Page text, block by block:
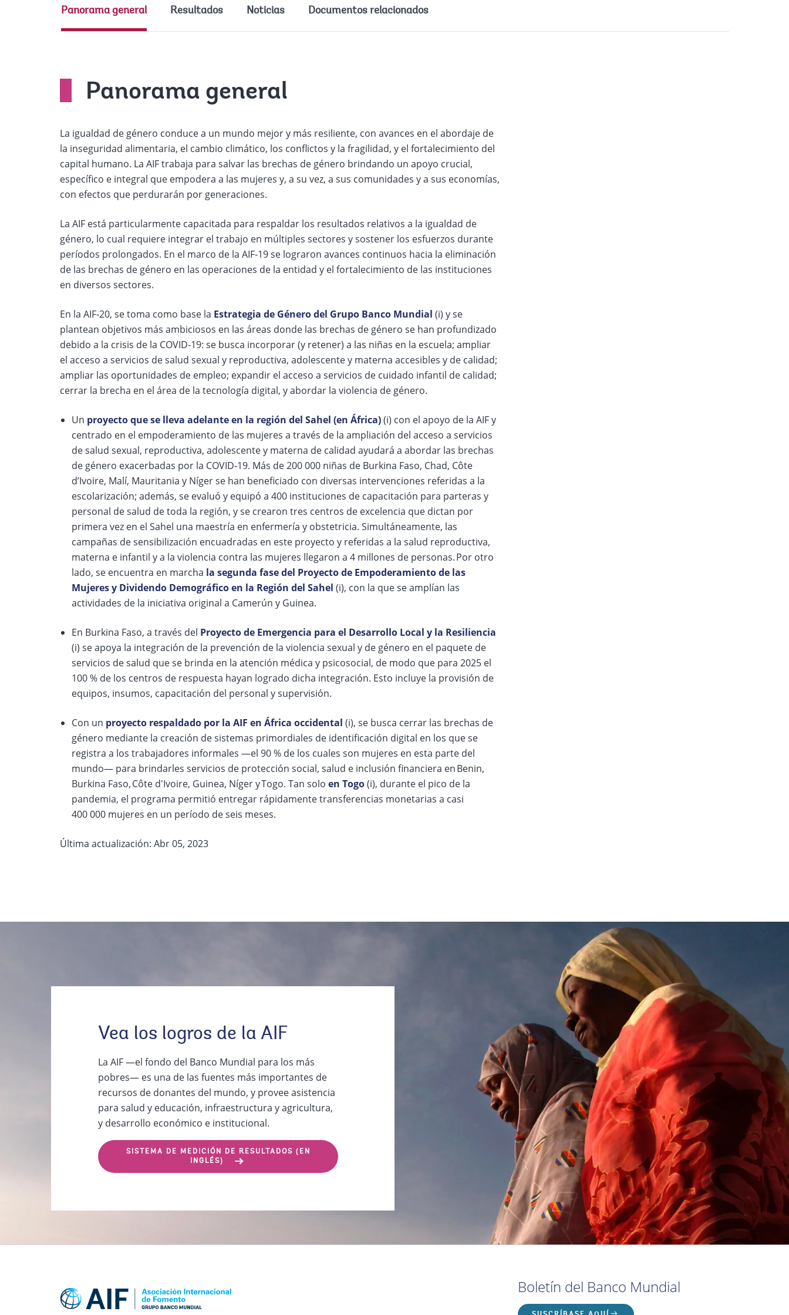
Panorama general Resultados Noticias Documentos relacionados
Panorama general
La igualdad de género conduce a un mundo mejor y más resiliente, con avances en el abordaje de
la inseguridad alimentaria, el cambio climático, los conflictos y la fragilidad, y el fortalecimiento del
capital humano. La AIF trabaja para salvar las brechas de género brindando un apoyo crucial,
específico e integral que empodera a las mujeres y, a su vez, a sus comunidades y a sus economías,
con efectos que perdurarán por generaciones.
La AIF está particularmente capacitada para respaldar los resultados relativos a la igualdad de
género, lo cual requiere integrar el trabajo en múltiples sectores y sostener los esfuerzos durante
períodos prolongados. En el marco de la AIF‑19 se lograron avances continuos hacia la eliminación
de las brechas de género en las operaciones de la entidad y el fortalecimiento de las instituciones
en diversos sectores.
En la AIF‑20, se toma como base la Estrategia de Género del Grupo Banco Mundial (i) y se
plantean objetivos más ambiciosos en las áreas donde las brechas de género se han profundizado
debido a la crisis de la COVID‑19: se busca incorporar (y retener) a las niñas en la escuela; ampliar
el acceso a servicios de salud sexual y reproductiva, adolescente y materna accesibles y de calidad;
ampliar las oportunidades de empleo; expandir el acceso a servicios de cuidado infantil de calidad;
cerrar la brecha en el área de la tecnología digital, y abordar la violencia de género.
Un proyecto que se lleva adelante en la región del Sahel (en África)(i) con el apoyo de la AIF y
centrado en el empoderamiento de las mujeres a través de la ampliación del acceso a servicios
de salud sexual, reproductiva, adolescente y materna de calidad ayudará a abordar las brechas
de género exacerbadas por la COVID‑19. Más de 200 000 niñas de Burkina Faso, Chad, Côte
d’Ivoire, Malí, Mauritania y Níger se han beneficiado con diversas intervenciones referidas a la
escolarización; además, se evaluó y equipó a 400 instituciones de capacitación para parteras y
personal de salud de toda la región, y se crearon tres centros de excelencia que dictan por
primera vez en el Sahel una maestría en enfermería y obstetricia. Simultáneamente, las
campañas de sensibilización encuadradas en este proyecto y referidas a la salud reproductiva,
materna e infantil y a la violencia contra las mujeres llegaron a 4 millones de personas. Por otro
lado, se encuentra en marcha la segunda fase del Proyecto de Empoderamiento de las
Mujeres y Dividendo Demográfico en la Región del Sahel (i), con la que se amplían las
actividades de la iniciativa original a Camerún y Guinea.
En Burkina Faso, a través del Proyecto de Emergencia para el Desarrollo Local y la Resiliencia
(i) se apoya la integración de la prevención de la violencia sexual y de género en el paquete de
servicios de salud que se brinda en la atención médica y psicosocial, de modo que para 2025 el
100 % de los centros de respuesta hayan logrado dicha integración. Esto incluye la provisión de
equipos, insumos, capacitación del personal y supervisión.
Con un proyecto respaldado por la AIF en África occidental (i), se busca cerrar las brechas de
género mediante la creación de sistemas primordiales de identificación digital en los que se
registra a los trabajadores informales —el 90 % de los cuales son mujeres en esta parte del
mundo— para brindarles servicios de protección social, salud e inclusión financiera en Benin,
Burkina Faso, Côte d'Ivoire, Guinea, Níger y Togo. Tan solo en Togo(i), durante el pico de la
pandemia, el programa permitió entregar rápidamente transferencias monetarias a casi
400 000 mujeres en un período de seis meses.
Última actualización: Abr 05, 2023
Vea los logros de la AIF
La AIF —el fondo del Banco Mundial para los más
pobres— es una de las fuentes más importantes de
recursos de donantes del mundo, y provee asistencia
para salud y educación, infraestructura y agricultura,
y desarrollo económico e institucional.
SISTEMA DE MEDICIÓN DE RESULTADOS (EN
INGLÉS)
Boletín del Banco Mundial